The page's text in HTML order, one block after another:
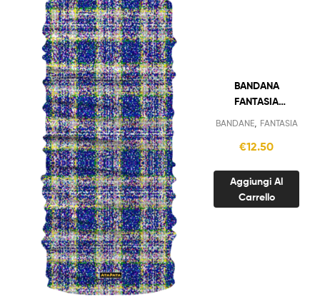
BANDANA
FANTASIA
QUADRI BLU
BANDANE, FANTASIA
€12.50
Aggiungi Al
Carrello